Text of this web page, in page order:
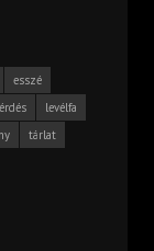
esszé
levélfa
tárlat